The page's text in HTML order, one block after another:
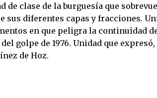
de clase de la burguesía que
sus diferentes capas y fracciones.
en que peligra la continuidad
golpe de 1976. Unidad que expresó,
de Hoz.